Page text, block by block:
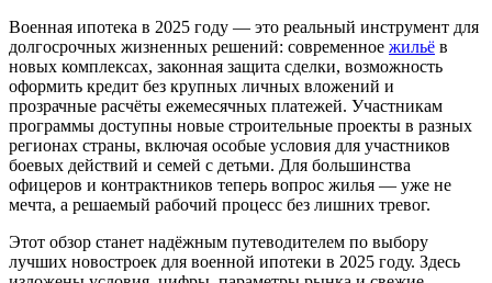
Военная ипотека в 2025 году — это реальный инструмент для
долгосрочных жизненных решений: современное жильё в
новых комплексах, законная защита сделки, возможность
оформить кредит без крупных личных вложений и
прозрачные расчёты ежемесячных платежей. Участникам
программы доступны новые строительные проекты в разных
регионах страны, включая особые условия для участников
боевых действий и семей с детьми. Для большинства
офицеров и контрактников теперь вопрос жилья — уже не
мечта, а решаемый рабочий процесс без лишних тревог.
Этот обзор станет надёжным путеводителем по выбору
лучших новостроек для военной ипотеки в 2025 году. Здесь